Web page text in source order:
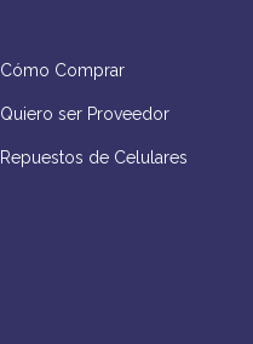
Cómo Comprar
Quiero ser Proveedor
Repuestos de Celulares